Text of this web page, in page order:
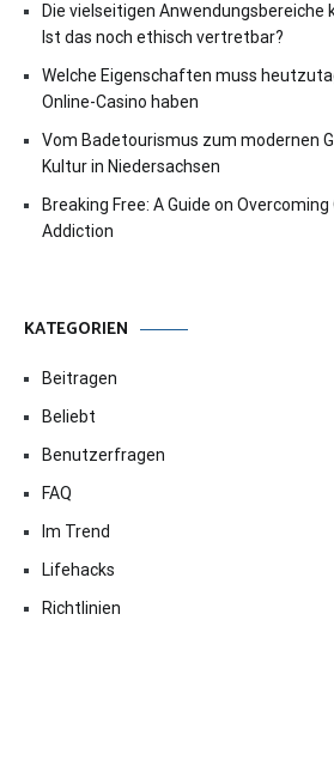
Die vielseitigen Anwendungsbereiche
Ist das noch ethisch vertretbar?
Welche Eigenschaften muss
Online-Casino haben
Vom Badetourismus zum modernen
Kultur in Niedersachsen
Breaking Free: A Guide on
Addiction
KATEGORIEN
Beitragen
Beliebt
Benutzerfragen
FAQ
Im Trend
Lifehacks
Richtlinien